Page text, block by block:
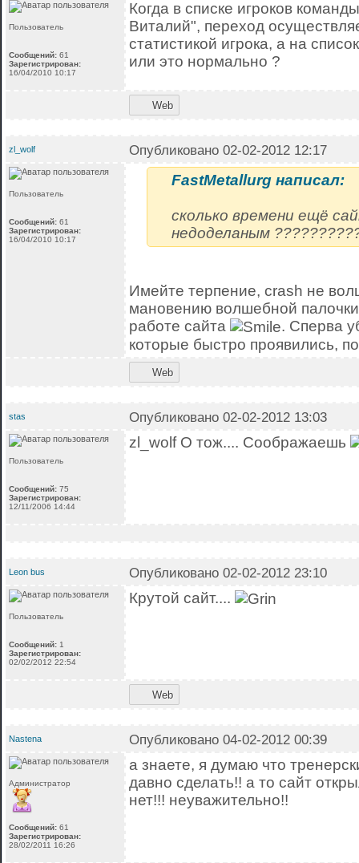
Пользователь
Сообщений: 61
Зарегистрирован:
16/04/2010 10:17
Когда в списке игроков
Виталий", переход
статистикой игрока, а на
или это нормально ?
Web
zl_wolf Опубликовано 02-02-2012 12:17
Пользователь
Сообщений: 61
Зарегистрирован:
16/04/2010 10:17
FastMetallurg написал:
сколько времени ещё
недоделаным
Имейте терпение, crash не
мановению волшебной
работе сайта
. Сперва
которые быстро проявились,
Web
stas Опубликовано 02-02-2012 13:03
Пользователь
Сообщений: 75
Зарегистрирован:
12/11/2006 14:44
zl_wolf О тож.... Соображаешь
Leon bus Опубликовано 02-02-2012 23:10
Пользователь
Сообщений: 1
Зарегистрирован:
02/02/2012 22:54
Крутой сайт....
Web
Nastena Опубликовано 04-02-2012 00:39
Администратор
Сообщений: 61
Зарегистрирован:
28/02/2011 16:26
а знаете, я думаю что
давно сделать!! а то сайт
нет!!! неуважительно!!